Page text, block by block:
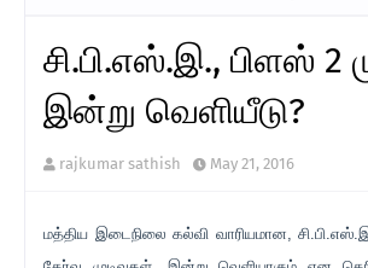
சி.பி.எஸ்.இ., பிளஸ் 2
இன்று வெளியீடு?
rajkumar sathish May 21, 2016
மத்திய இடைநிலை கல்வி வாரியமான,